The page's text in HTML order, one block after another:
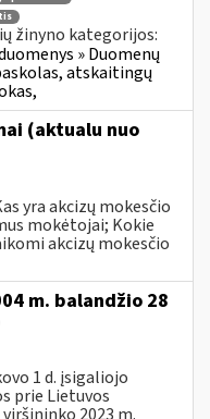
žinyno kategorijos:
» Duomenų
atskaitingų
(aktualu nuo
yra akcizų mokesčio
mokėtojai; Kokie
akcizų mokesčio
m. balandžio 28
1 d. įsigaliojo
prie Lietuvos
2023 m.